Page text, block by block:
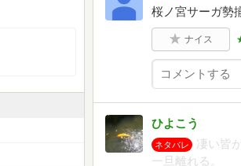
桜ノ宮サーガ勢
ナイス
ひよこう
ネタバレ
凄い皆
一旦離れる。